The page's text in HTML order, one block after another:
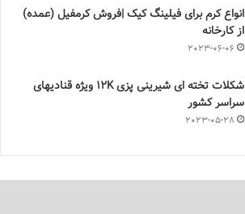
انواع کرم برای فیلینگ کیک |فروش کرمفیل (عمده)
از کارخانه
2023-06-06
شکلات تخته ای شیرینی پزی 12K ویژه قنادیهای
سراسر کشور
2023-05-28